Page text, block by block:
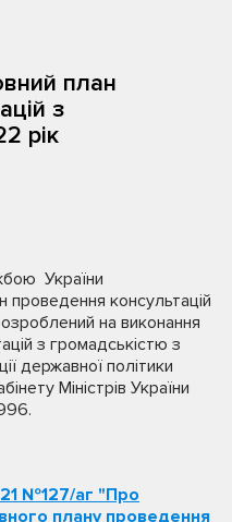
план
з
рік
України
консультацій
на виконання
з громадськістю з
державної політики
Міністрів України
№127/аг "Про
плану проведення